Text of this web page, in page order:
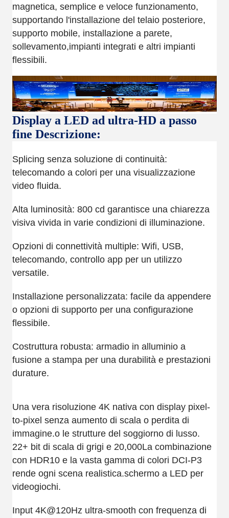
magnetica, semplice e veloce funzionamento,
supportando l'installazione del telaio posteriore,
supporto mobile, installazione a parete,
sollevamento,impianti integrati e altri impianti
flessibili.
Display a LED ad ultra-HD a passo
fine Descrizione:
Splicing senza soluzione di continuità:
telecomando a colori per una visualizzazione
video fluida.
Alta luminosità: 800 cd garantisce una chiarezza
visiva vivida in varie condizioni di illuminazione.
Opzioni di connettività multiple: Wifi, USB,
telecomando, controllo app per un utilizzo
versatile.
Installazione personalizzata: facile da appendere
o opzioni di supporto per una configurazione
flessibile.
Costruttura robusta: armadio in alluminio a
fusione a stampa per una durabilità e prestazioni
durature.
Una vera risoluzione 4K nativa con display pixel-
to-pixel senza aumento di scala o perdita di
immagine.o le strutture del soggiorno di lusso.
22+ bit di scala di grigi e 20,000La combinazione
con HDR10 e la vasta gamma di colori DCI-P3
rende ogni scena realistica.schermo a LED per
videogiochi.
Input 4K@120Hz ultra-smooth con frequenza di